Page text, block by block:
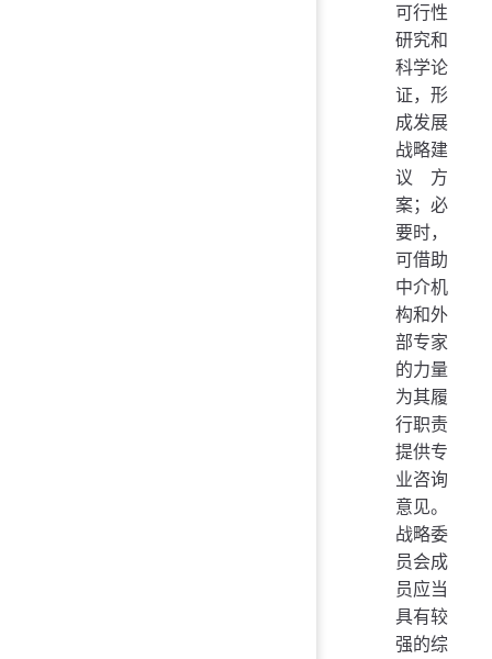
可行性
研究和
科学论
证，形
成发展
战略建
议方
案；必
要时，
可借助
中介机
构和外
部专家
的力量
为其履
行职责
提供专
业咨询
意见。
战略委
员会成
员应当
具有较
强的综